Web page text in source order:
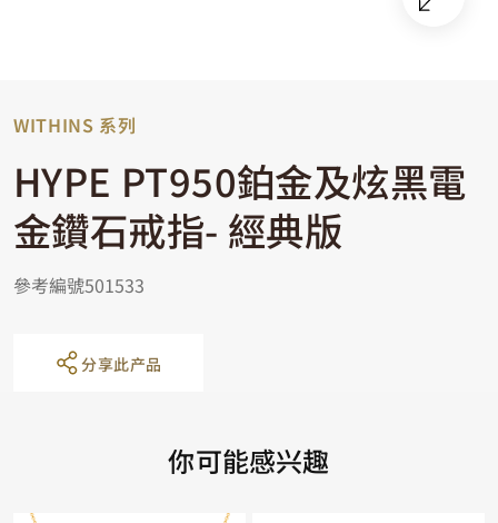
WITHINS 系列
HYPE PT950鉑金及炫黑電
金鑽石戒指- 經典版
參考編號501533
分享此产品
你可能感兴趣